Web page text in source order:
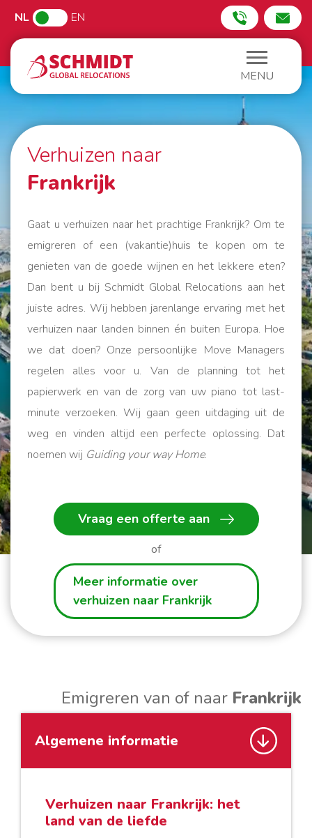
NL EN
MENU
Verhuizen naar
Frankrijk
Gaat u verhuizen naar het prachtige Frankrijk? Om te
emigreren of een (vakantie)huis te kopen om te
genieten van de goede wijnen en het lekkere eten?
Dan bent u bij Schmidt Global Relocations aan het
juiste adres. Wij hebben jarenlange ervaring met het
verhuizen naar landen binnen én buiten Europa. Hoe
we dat doen? Onze persoonlijke Move Managers
regelen alles voor u. Van de planning tot het
papierwerk en van de zorg van uw piano tot last-
minute verzoeken. Wij gaan geen uitdaging uit de
weg en vinden altijd een perfecte oplossing. Dat
noemen wij Guiding your way Home.
Vraag een offerte aan
of
Meer informatie over
verhuizen naar Frankrijk
Emigreren van of naar Frankrijk
Algemene informatie
Verhuizen naar Frankrijk: het
land van de liefde